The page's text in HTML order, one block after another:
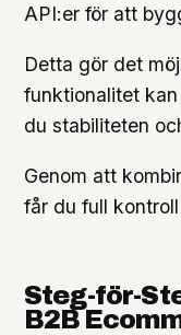
API:er för att
Detta gör det
funktionalitet
du stabiliteten
Genom att
får du full
Steg-för-
B2B